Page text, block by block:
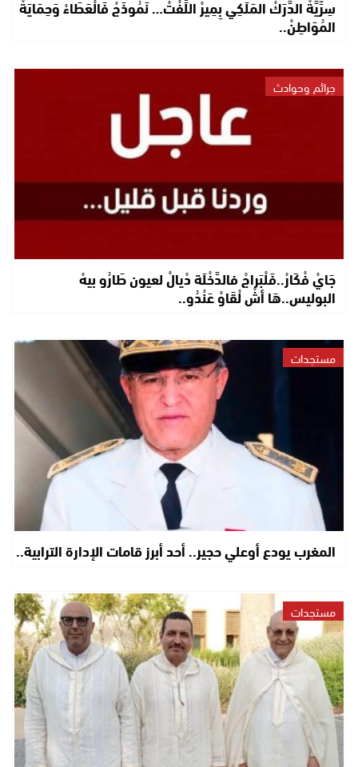
سِرِّيَّةْ الدَّرَكْ المَلَكِي بِمِيرْ اللِّفْتْ… نَمُوذَجْ فَالْعَطَاءْ وَحِمَايَةْ
المُوَاطِنْ..
جرائم وحوادث
جَايْ فْكَارْ..فَلْبَراجْ فالدَّخْلَة دْيالْ لعيون طَارُو بيهْ
البوليس..هَا أشْ لْقَاوْ عَنْدُو..
مستجدات
المغرب يودع أوعلي حجير.. أحد أبرز قامات الإدارة الترابية..
مستجدات